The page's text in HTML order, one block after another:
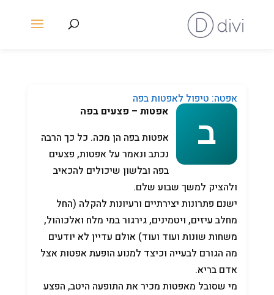
אפטה: טיפול לאפטות בפה
אפטות – פצעים בפה
אפטות בפה הן מכה. כל כך הרבה
נכתב ונאמר על אפטות, פצעים
בפה ובלשון שיכולים להכאיב
ולהציק למשך שבוע שלם.
ישנם פתרונות יצירתיים ורעיונות להקלה (החל
מחלב עיזים, ויטמינים, גירגור במי מלח ואלכוהול,
משחות שונות ועוד ועוד) אולם עדיין לא יודעים
מה הגורם לבעייה וכיצד למנוע הופעת אפטות אצל
אדם בריא.
מי שסובל מאפטות מכיר את התופעה היטב, הפצע